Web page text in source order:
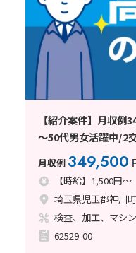
【紹介案件】月収
～50代男女活躍中/2
月収例 349,500
【時給】1,500円～
埼玉県児玉郡神川町
検査、加工、マシ
62529-00